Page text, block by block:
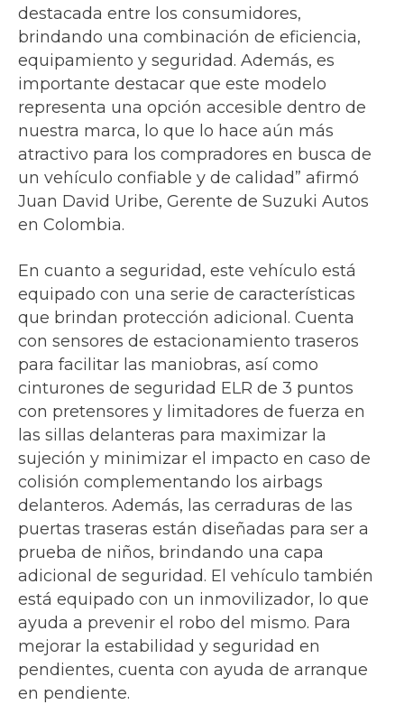
destacada entre los consumidores,
brindando una combinación de eficiencia,
equipamiento y seguridad. Además, es
importante destacar que este modelo
representa una opción accesible dentro de
nuestra marca, lo que lo hace aún más
atractivo para los compradores en busca de
un vehículo confiable y de calidad” afirmó
Juan David Uribe, Gerente de Suzuki Autos
en Colombia.
En cuanto a seguridad, este vehículo está
equipado con una serie de características
que brindan protección adicional. Cuenta
con sensores de estacionamiento traseros
para facilitar las maniobras, así como
cinturones de seguridad ELR de 3 puntos
con pretensores y limitadores de fuerza en
las sillas delanteras para maximizar la
sujeción y minimizar el impacto en caso de
colisión complementando los airbags
delanteros. Además, las cerraduras de las
puertas traseras están diseñadas para ser a
prueba de niños, brindando una capa
adicional de seguridad. El vehículo también
está equipado con un inmovilizador, lo que
ayuda a prevenir el robo del mismo. Para
mejorar la estabilidad y seguridad en
pendientes, cuenta con ayuda de arranque
en pendiente.